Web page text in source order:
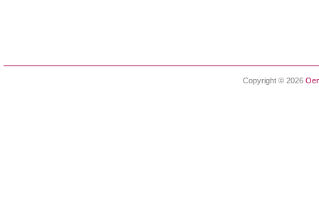
Copyright © 2026